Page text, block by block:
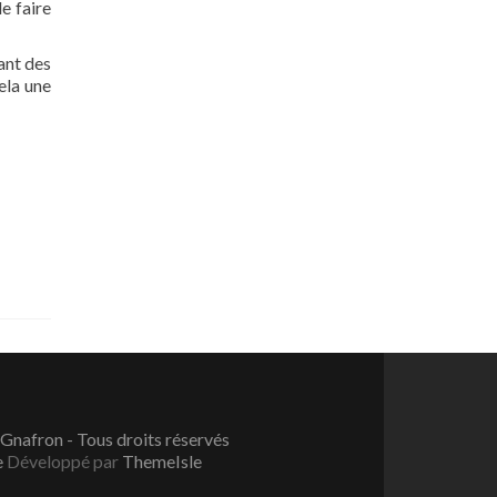
faire
des
une
- Tous droits réservés
Développé par ThemeIsle